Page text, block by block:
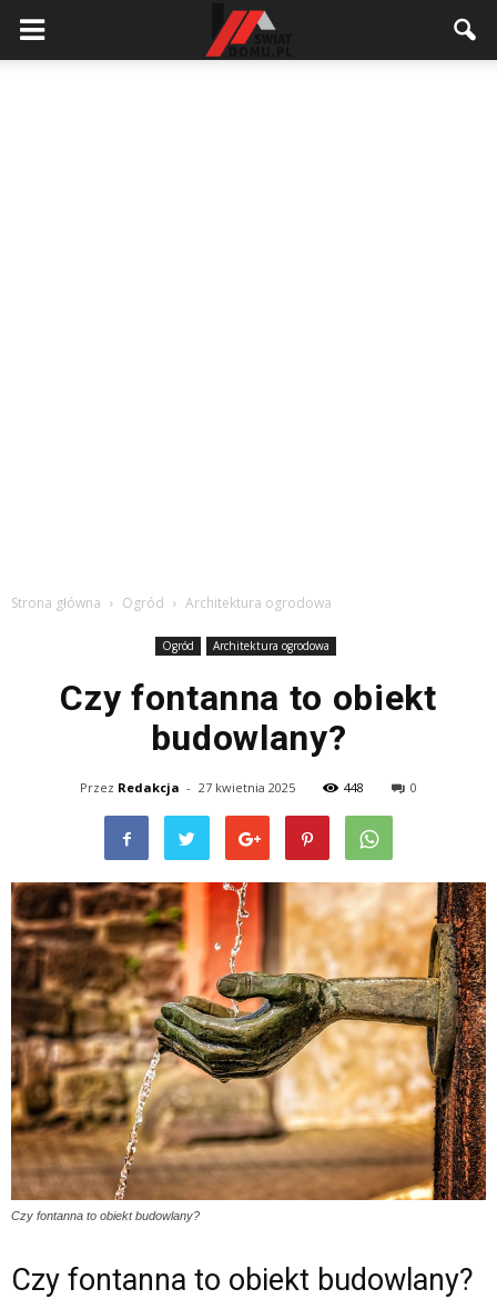
Strona główna Ogród Architektura ogrodowa
Ogród Architektura ogrodowa
Czy fontanna to obiekt
budowlany?
Przez Redakcja - 27 kwietnia 2025 448 0
Czy fontanna to obiekt budowlany?
Czy fontanna to obiekt budowlany?